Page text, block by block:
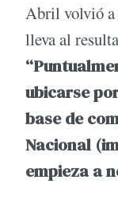
Abril volvió a
lleva al
ubicarse
base de
Nacional
empieza a